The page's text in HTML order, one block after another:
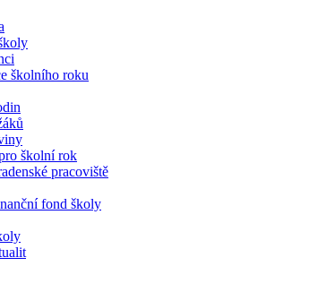
školního roku
školní rok
pracoviště
fond školy